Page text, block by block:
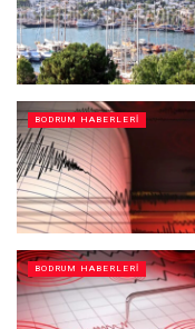
BODRUM HABERLERI
BODRUM HABERLERI